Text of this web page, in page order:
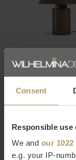
Consent
Responsible use
We and our
e.g. your IP-
ANITA LE GRELLE -